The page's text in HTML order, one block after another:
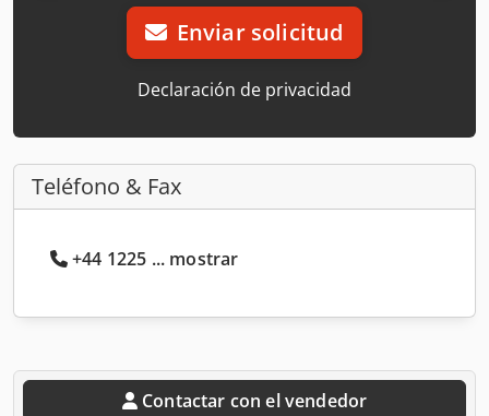
Enviar solicitud
Declaración de privacidad
Teléfono & Fax
+44 1225 ... mostrar
Contactar con el vendedor